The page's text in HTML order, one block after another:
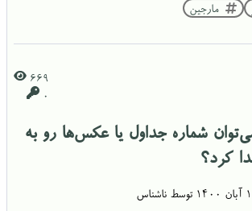
مارجین
669
0
شماره جداول یا عکس‌ها رو به
کرد؟
توسط ناشناس